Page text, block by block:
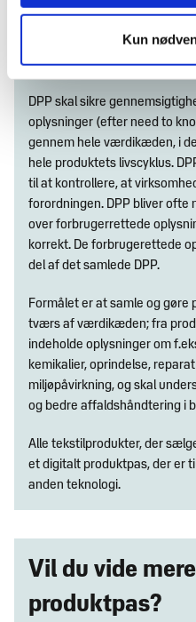
Kun
kommende tekstilregulering.
ecodesign-forordningen.
DPP skal sikre
oplysninger (efter need to
gennem hele værdikæden, i
hele produktets livscyklus.
til at kontrollere, at
forordningen. DPP bliver
over forbrugerrettede
korrekt. De forbrugerettede
del af det samlede DPP.
Formålet er at samle og
tværs af værdikæden; fra
indeholde oplysninger om
kemikalier, oprindelse,
miljøpåvirkning, og skal
og bedre affaldshåndtering i
Alle tekstilprodukter, der
et digitalt produktpas, der er
anden teknologi.
Vil du vide
produktpas?